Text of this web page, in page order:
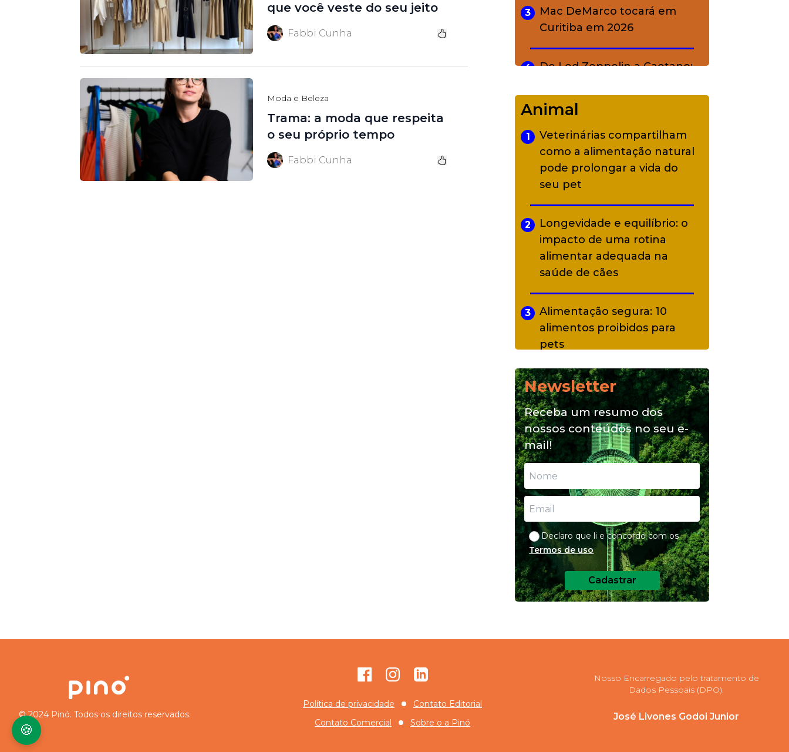
que você veste do seu jeito
Fabbi Cunha
Moda e Beleza
Trama: a moda que respeita
o seu próprio tempo
Fabbi Cunha
3
Mac DeMarco tocará em
Curitiba em 2026
4
De Led Zeppelin a Caetano:
diverso a partir de R$ 17
5
Adriana Calcanhotto retoma
alter ego infantil para show
em Curitiba
Animal
1
Veterinárias compartilham
como a alimentação natural
pode prolongar a vida do
seu pet
2
Longevidade e equilíbrio: o
impacto de uma rotina
alimentar adequada na
saúde de cães
3
Alimentação segura: 10
alimentos proibidos para
pets
4
Alimentação natural e mix
feeding: conheça essas
opções para nutrição do seu
pet
Newsletter
Receba um resumo dos
nossos conteúdos no seu e-
mail!
Declaro que li e concordo com os
Termos de uso
Cadastrar
© 2024 Pinó. Todos os direitos reservados.
FacebookInstagramGitHub
Política de privacidade
Contato Editorial
Contato Comercial
Sobre o a Pinó
Nosso Encarregado pelo tratamento de
Dados Pessoais (DPO):
José Livones Godoi Junior
🍪